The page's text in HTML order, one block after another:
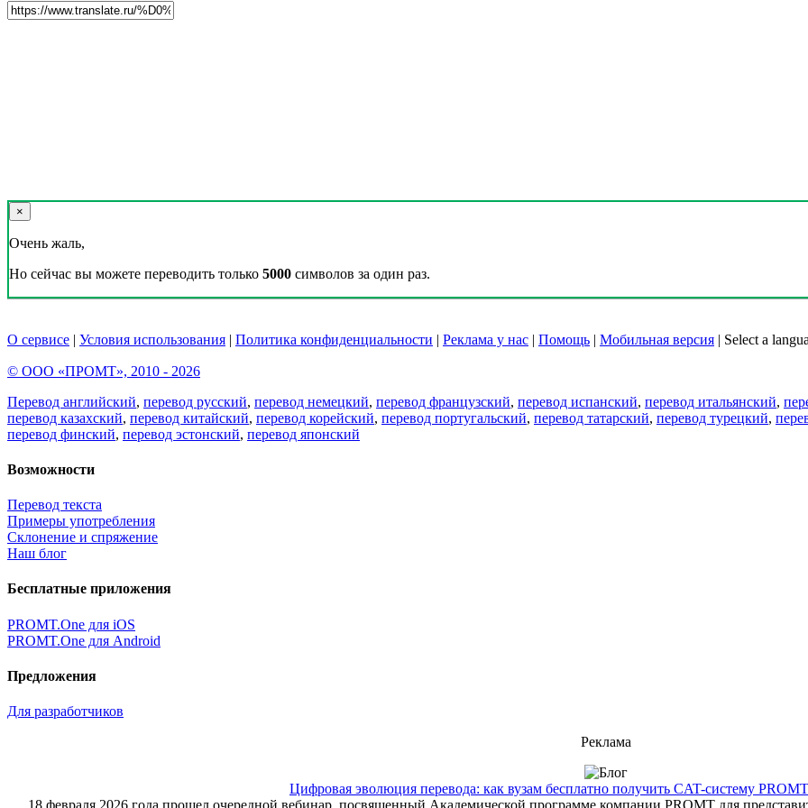
×
Очень жаль,
Но сейчас вы можете переводить только 5000 символов за один раз.
О сервисе | Условия использования | Политика конфиденциальности | Реклама у нас | Помощь | Мобильная версия | Select a
© ООО «ПРОМТ», 2010 - 2026
Перевод английский, перевод русский, перевод немецкий, перевод французский, перевод испанский, перевод итальянский,
перевод казахский, перевод китайский, перевод корейский, перевод португальский, перевод татарский, перевод турецкий,
перевод финский, перевод эстонский, перевод японский
Возможности
Перевод текста
Примеры употребления
Склонение и спряжение
Наш блог
Бесплатные приложения
PROMT.One для iOS
PROMT.One для Android
Предложения
Для разработчиков
Реклама
Цифровая эволюция перевода: как вузам бесплатно получить CAT-систему